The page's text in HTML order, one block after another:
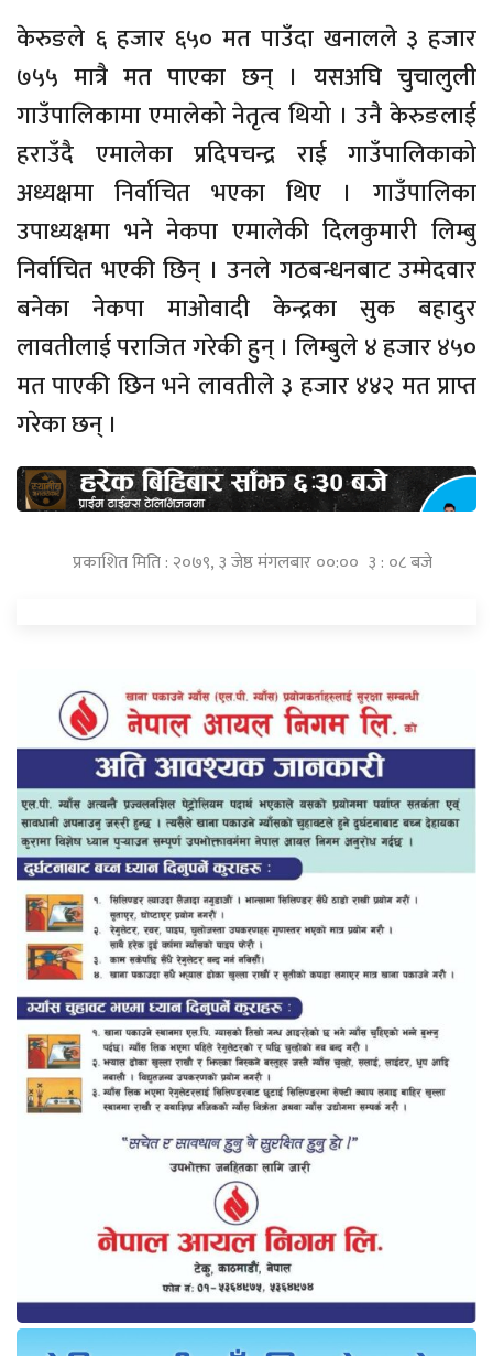
केरुङले ६ हजार ६५० मत पाउँदा खनालले ३ हजार
७५५ मात्रै मत पाएका छन् । यसअघि चुचालुली
गाउँपालिकामा एमालेको नेतृत्व थियो । उनै केरुङलाई
हराउँदै एमालेका प्रदिपचन्द्र राई गाउँपालिकाको
अध्यक्षमा निर्वाचित भएका थिए । गाउँपालिका
उपाध्यक्षमा भने नेकपा एमालेकी दिलकुमारी लिम्बु
निर्वाचित भएकी छिन् । उनले गठबन्धनबाट उम्मेदवार
बनेका नेकपा माओवादी केन्द्रका सुक बहादुर
लावतीलाई पराजित गरेकी हुन् । लिम्बुले ४ हजार ४५०
मत पाएकी छिन भने लावतीले ३ हजार ४४२ मत प्राप्त
गरेका छन् ।
प्रकाशित मिति : २०७९, ३ जेष्ठ मंगलबार ००:०० ३ : ०८ बजे